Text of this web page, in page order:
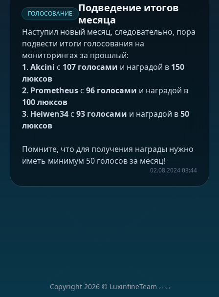
ГОЛОСОВАНИЕ
Подведение итогов
месяца
Наступил новый месяц, следовательно, пора
подвести итоги голосования на
мониторингах за прошлый:
1. Akcini с 107 голосами и наградой в 150
люксов
2. Prometheusс 96 голосами и наградой в
100 люксов
3. Heiwen34с 93 голосами и наградой в50
люксов
Помните, что для получения награды нужно
иметь минимум 50 голосов за месяц!
02.08.2024 03:44
Copyright 2026© LuxinfineTeam v 1.5.0